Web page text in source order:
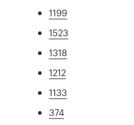
1199
1523
1318
1212
1133
374